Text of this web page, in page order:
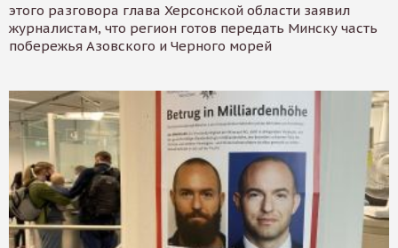
этого разговора глава Херсонской области заявил
журналистам, что регион готов передать Минску часть
побережья Азовского и Черного морей